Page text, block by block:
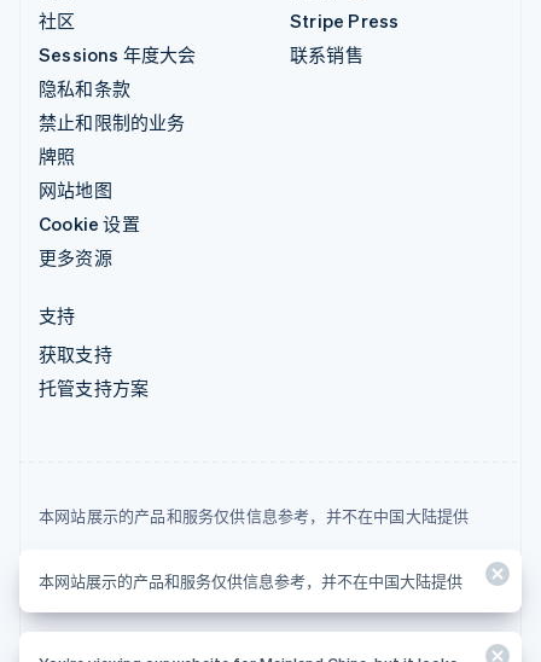
社区
Sessions 年度大会
隐私和条款
禁止和限制的业务
牌照
网站地图
Cookie 设置
更多资源
Stripe Press
联系销售
支持
获取支持
托管支持方案
本网站展示的产品和服务仅供信息参考，并不在中国大陆提供
© 2026 Stripe, LLC
本网站展示的产品和服务仅供信息参考，并不在中国大陆提供